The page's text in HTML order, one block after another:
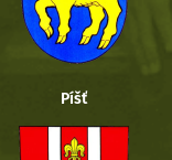
Píšť